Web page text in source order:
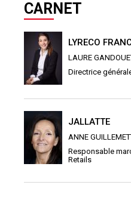
CARNET
LYRECO
LAURE
Directrice
JALLATTE
ANNE
Responsable
Retails